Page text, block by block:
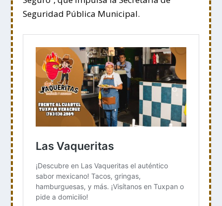
Seguridad Pública Municipal.